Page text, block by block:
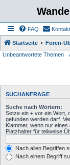
FAQ Kontakt
Startseite Foren-
Unbeantwortete Themen
SUCHANFRAGE
Suche nach Wörtern:
Setze ein + vor ein Wort,
gefunden werden darf.
Klammer, wenn nur
Platzhalter für teilweise
Nach allen Begriffen
Nach einem Begriff